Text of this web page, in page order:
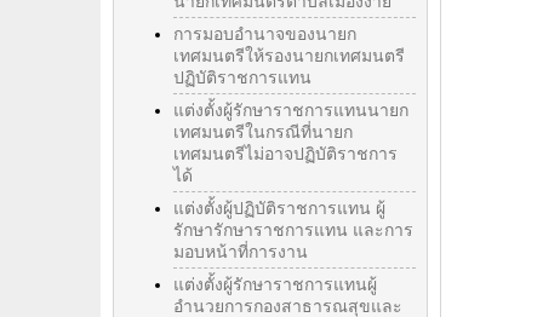
การมอบอำนาจของนายก
เทศมนตรีให้รองนายกเทศมนตรี
ปฏิบัติราชการแทน
แต่งตั้งผู้รักษาราชการแทนนายก
เทศมนตรีในกรณีที่นายก
เทศมนตรีไม่อาจปฏิบัติราชการ
ได้
แต่งตั้งผู้ปฏิบัติราชการแทน ผู้
รักษารักษาราชการแทน และการ
มอบหน้าที่การงาน
แต่งตั้งผู้รักษาราชการแทนผู้
อำนวยการกองสาธารณสุขและ